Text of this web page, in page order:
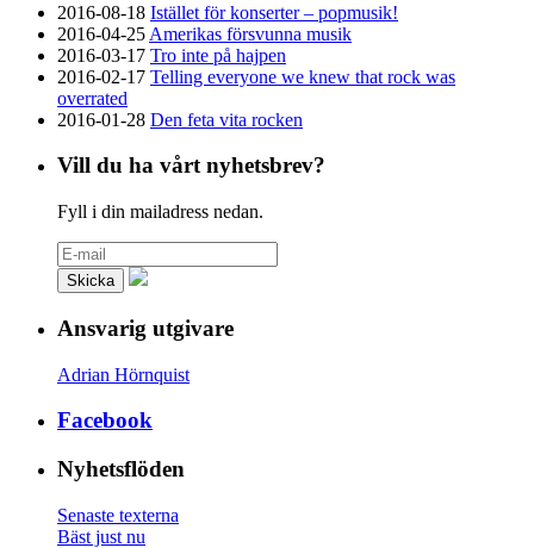
2016-08-18 Istället för konserter – popmusik!
2016-04-25 Amerikas försvunna musik
2016-03-17 Tro inte på hajpen
2016-02-17 Telling everyone we knew that rock was
overrated
2016-01-28 Den feta vita rocken
Vill du ha vårt nyhetsbrev?
Fyll i din mailadress nedan.
Ansvarig utgivare
Adrian Hörnquist
Facebook
Nyhetsflöden
Senaste texterna
Bäst just nu